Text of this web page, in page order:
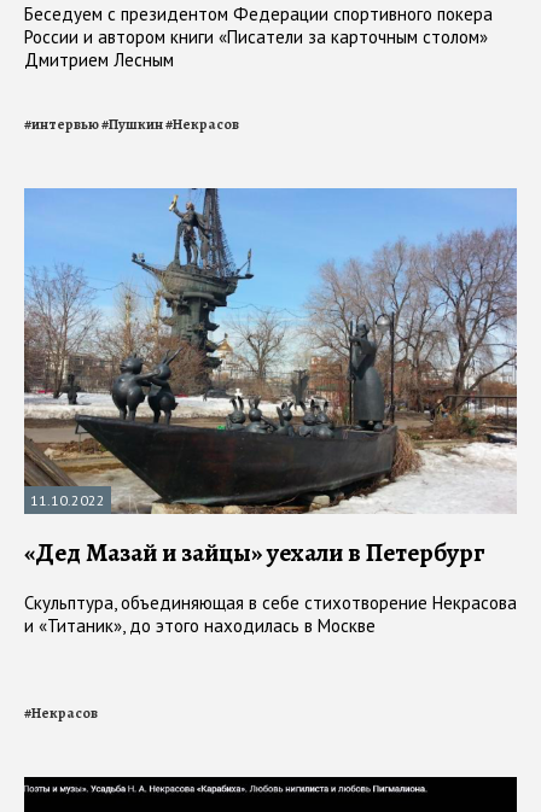
Беседуем с президентом Федерации спортивного покера
России и автором книги «Писатели за карточным столом»
Дмитрием Лесным
#интервью#Пушкин#Некрасов
11.10.2022
«Дед Мазай и зайцы» уехали в Петербург
Скульптура, объединяющая в себе стихотворение Некрасова
и «Титаник», до этого находилась в Москве
#Некрасов